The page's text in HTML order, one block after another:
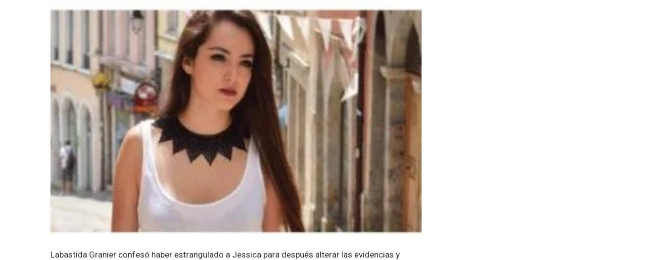
Labastida Granier confesó haber estrangulado a Jessica para después alterar las evidencias y